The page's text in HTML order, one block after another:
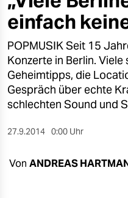
gesellschaft
kultur
sport
berlin
nord
wahrheit
einfach
POPMUSIK Seit 15
Konzerte in Berlin. Viele
Geheimtipps, die
Gespräch über echte
schlechten Sound und
27.9.2014 0:00 Uhr
Von ANDREAS